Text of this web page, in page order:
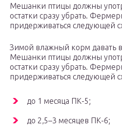
Мешанки птицы должны
остатки сразу убрать.
придерживаться следующей
Зимой влажный корм давать
Мешанки птицы должны
остатки сразу убрать.
придерживаться следующей
до 1 месяца ПК-5;
до 2,5–3 месяцев ПК-6;